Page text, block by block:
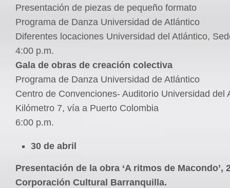
Presentación de piezas de pequeño formato
Programa de Danza Universidad de Atlántico
Diferentes locaciones Universidad del Atlántico,
4:00 p.m.
Gala de obras de creación colectiva
Programa de Danza Universidad de Atlántico
Centro de Convenciones- Auditorio Universidad del
Kilómetro 7, vía a Puerto Colombia
6:00 p.m.
30 de abril
Presentación de la obra ‘A ritmos de Macondo’,
Corporación Cultural Barranquilla.